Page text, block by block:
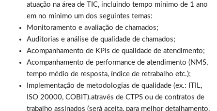
atuação na área de TIC, incluindo tempo mínimo de 1 ano
em no mínimo um dos seguintes temas:
Monitoramento e avaliação de chamados;
Auditorias e análise de qualidade de chamados;
Acompanhamento de KPIs de qualidade de atendimento;
Acompanhamento de performance de atendimento (NMS,
tempo médio de resposta, índice de retrabalho etc.);
Implementação de metodologias de qualidade (ex.: ITIL,
ISO 20000, COBIT).através de CTPS ou de contratos de
trabalho assinados (será aceita, para melhor detalhamento,